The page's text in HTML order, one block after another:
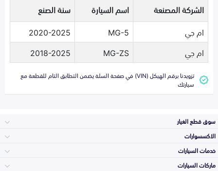
الشركة المصنعة اسم السيارة
سنة الصنع
ام جي
MG-5
2020-2025
ام جي
MG-ZS
2018-2025
تزويدنا برقم الهيكل (VIN) في صفحة السلة يضمن التطابق التام للقطعة مع
سيارتك
سوق قطع الغيار
الاكسسوارات
خدمات السيارات
ماركات السيارات